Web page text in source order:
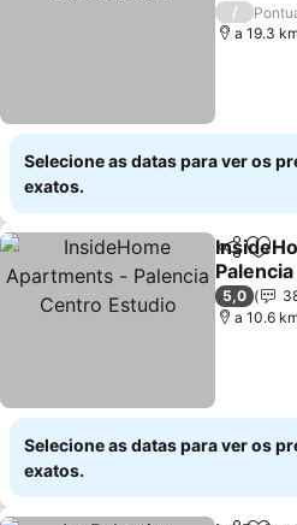
/
a 19.3
Selecione as datas para ver os
exatos.
Partilhar
5,0
a 10.6
Selecione as datas para ver os
exatos.